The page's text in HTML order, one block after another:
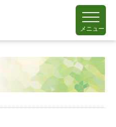
メニュー